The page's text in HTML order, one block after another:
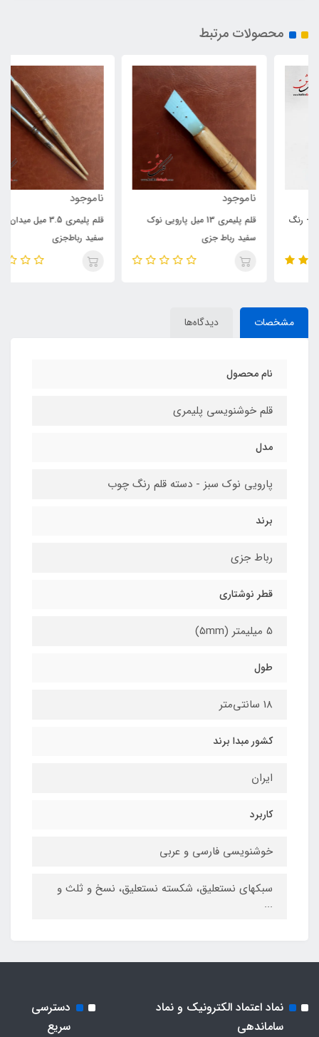
محصولات مرتبط
قلم پلیمری 13 میل پارویی نوک
سفید رباط جزی
قلم پلیمری 3.5 میل میدان‌دار نوک
سفید رباط‌جزی
مشخصات دیدگاه‌ها
نام محصول
قلم خوشنویسی پلیمری
مدل
پارویی نوک سبز - دسته قلم رنگ چوب
برند
رباط‌ جزی
قطر نوشتاری
5 میلیمتر (5mm)
طول
18 سانتی‌متر
کشور مبدا برند
ایران
کاربرد
خوشنویسی فارسی و عربی
سبکهای نستعلیق، شکسته نستعلیق، نسخ و ثلث و
...
نماد اعتماد الکترونیک و نماد
ساماندهی
دسترسی
سریع